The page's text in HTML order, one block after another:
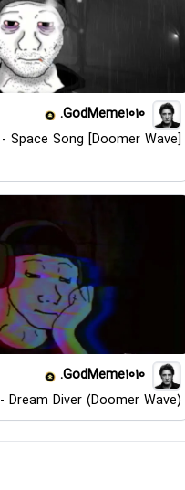
GodMeme1010.
Space Song [Doomer Wave]
GodMeme1010.
Dream Diver (Doomer Wave)